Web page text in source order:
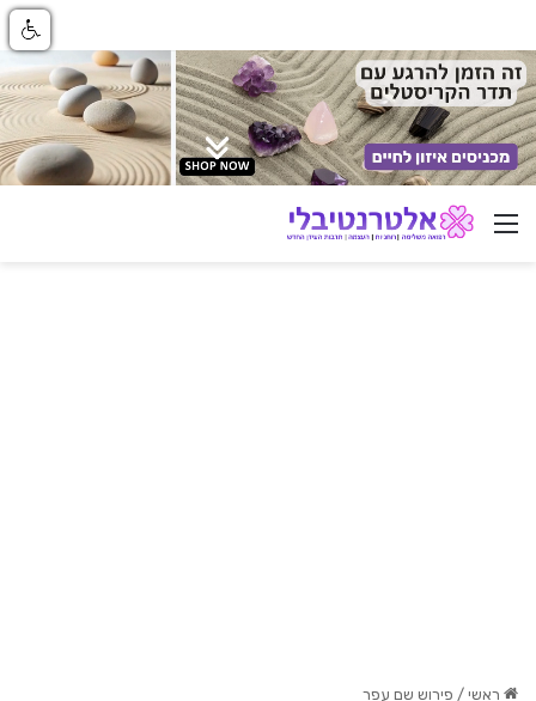
ניווט באתר
ראשי / פירוש שם עפר